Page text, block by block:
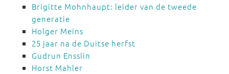
Brigitte Mohnhaupt: leider van de tweede
generatie
Holger Meins
25 jaar na de Duitse herfst
Gudrun Ensslin
Horst Mahler